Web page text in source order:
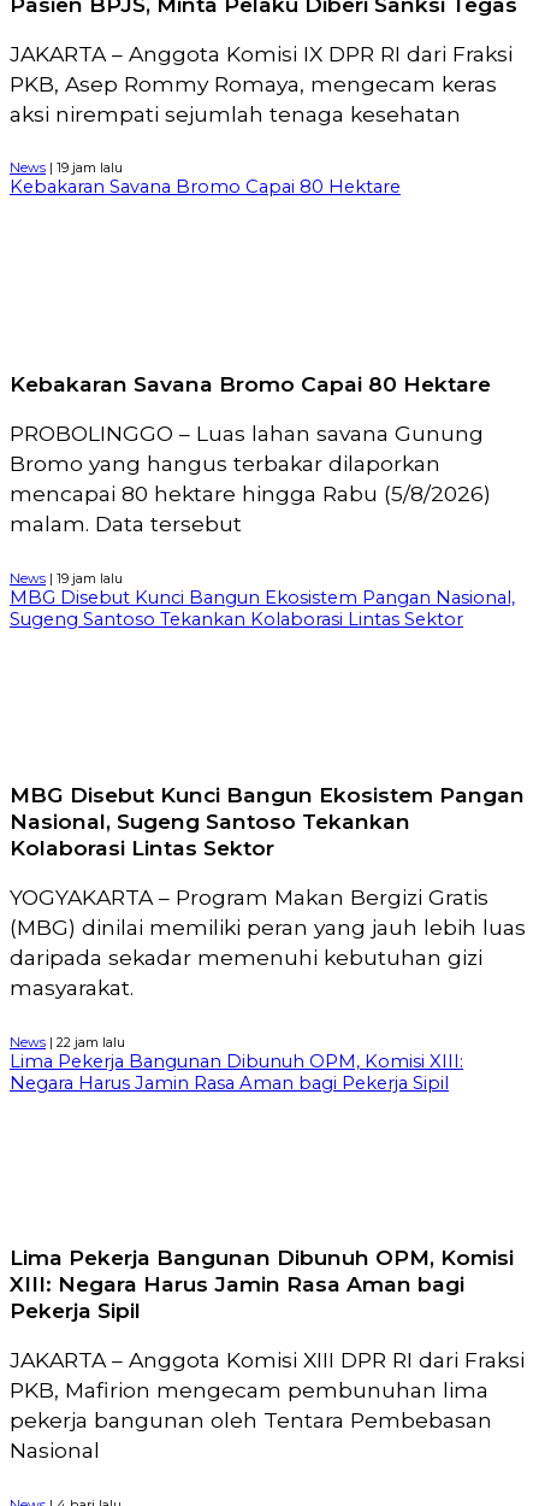
JAKARTA – Anggota Komisi IX DPR RI dari Fraksi
PKB, Asep Rommy Romaya, mengecam keras
aksi nirempati sejumlah tenaga kesehatan
News | 19 jam lalu
Kebakaran Savana Bromo Capai 80 Hektare
Kebakaran Savana Bromo Capai 80 Hektare
PROBOLINGGO – Luas lahan savana Gunung
Bromo yang hangus terbakar dilaporkan
mencapai 80 hektare hingga Rabu (5/8/2026)
malam. Data tersebut
News | 19 jam lalu
MBG Disebut Kunci Bangun Ekosistem Pangan Nasional,
Sugeng Santoso Tekankan Kolaborasi Lintas Sektor
MBG Disebut Kunci Bangun Ekosistem Pangan
Nasional, Sugeng Santoso Tekankan
Kolaborasi Lintas Sektor
YOGYAKARTA – Program Makan Bergizi Gratis
(MBG) dinilai memiliki peran yang jauh lebih luas
daripada sekadar memenuhi kebutuhan gizi
masyarakat.
News | 22 jam lalu
Lima Pekerja Bangunan Dibunuh OPM, Komisi XIII:
Negara Harus Jamin Rasa Aman bagi Pekerja Sipil
Lima Pekerja Bangunan Dibunuh OPM, Komisi
XIII: Negara Harus Jamin Rasa Aman bagi
Pekerja Sipil
JAKARTA – Anggota Komisi XIII DPR RI dari Fraksi
PKB, Mafirion mengecam pembunuhan lima
pekerja bangunan oleh Tentara Pembebasan
Nasional